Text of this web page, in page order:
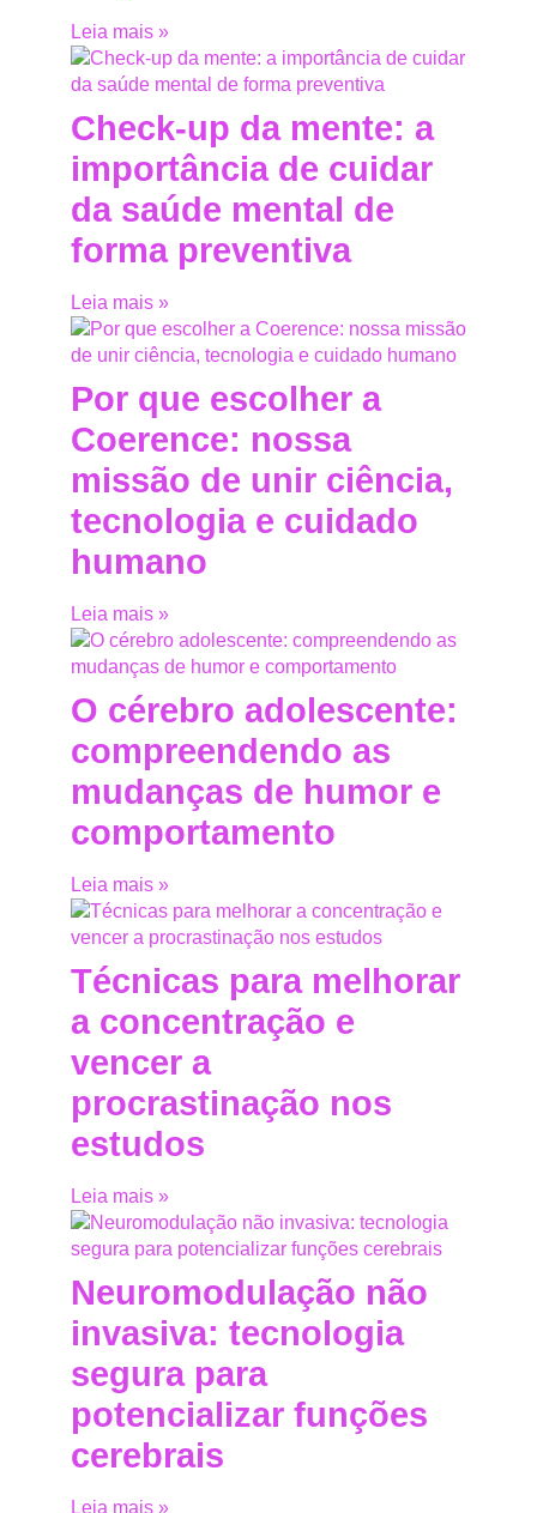
Leia mais »
Check-up da mente: a
importância de cuidar
da saúde mental de
forma preventiva
Leia mais »
Por que escolher a
Coerence: nossa
missão de unir ciência,
tecnologia e cuidado
humano
Leia mais »
O cérebro adolescente:
compreendendo as
mudanças de humor e
comportamento
Leia mais »
Técnicas para melhorar
a concentração e
vencer a
procrastinação nos
estudos
Leia mais »
Neuromodulação não
invasiva: tecnologia
segura para
potencializar funções
cerebrais
Leia mais »